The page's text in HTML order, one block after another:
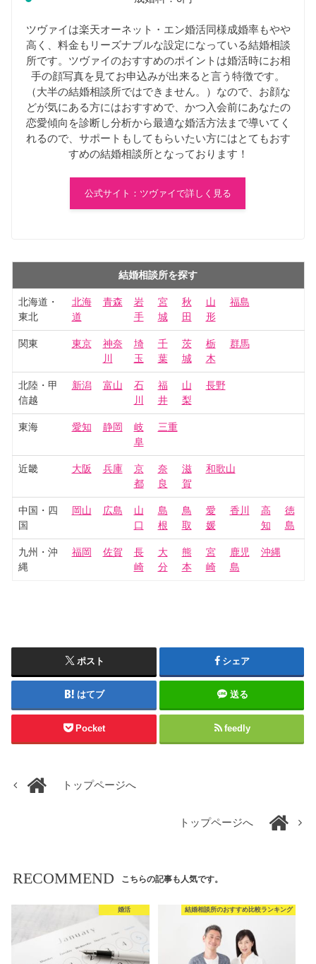
ツヴァイは楽天オーネット・エン婚活同様成婚率もやや
高く、料金もリーズナブルな設定になっている結婚相談
所です。ツヴァイのおすすめのポイントは婚活時にお相
手の顔写真を見てお申込みが出来ると言う特徴です。
（大半の結婚相談所ではできません。）なので、お顔な
どが気にある方にはおすすめで、かつ入会前にあなたの
恋愛傾向を診断し分析から最適な婚活方法まで導いてく
れるので、サポートもしてもらいたい方にはとてもおす
すめの結婚相談所となっております！
公式サイト：ツヴァイで詳しく見る
結婚相談所を探す
北海道・
東北
北海
道
青森
岩
手
宮
城
秋
田
山
形
福島
関東 東京
神奈
川
埼
玉
千
葉
茨
城
栃
木
群馬
北陸・甲
信越
新潟 富山
石
川
福
井
山
梨
長野
東海 愛知 静岡
岐
阜
三重
近畿 大阪 兵庫
京
都
奈
良
滋
賀
和歌山
中国・四
国
岡山 広島
山
口
島
根
鳥
取
愛
媛
香川
高
知
徳
島
九州・沖
縄
福岡 佐賀
長
崎
大
分
熊
本
宮
崎
鹿児
島
沖縄
ポスト シェア
はてブ 送る
Pocket feedly
トップページへ
トップページへ
RECOMMEND こちらの記事も人気です。
婚活 結婚相談所のおすすめ比較ランキング